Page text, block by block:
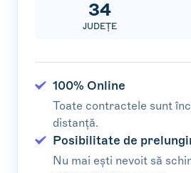
34
JUDEȚE
100% Online
Toate contractele sunt
distanță.
Posibilitate de
Nu mai ești nevoit să